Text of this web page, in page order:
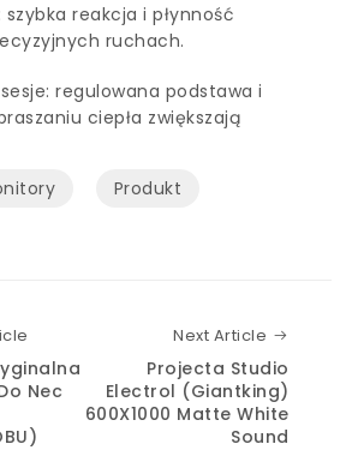
szybka reakcja i płynność
ruchach.
regulowana podstawa i
ciepła zwiększają
Produkt
Nec
Next Article
Projecta Studio
Electrol (Giantking)
600X1000 Matte White
Sound